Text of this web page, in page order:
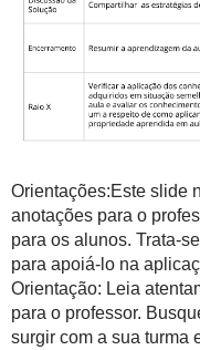
Orientações:Este slide
anotações para o
para os alunos. Trata-
para apoiá-lo na
Orientação: Leia
para o professor.
surgir com a sua turma